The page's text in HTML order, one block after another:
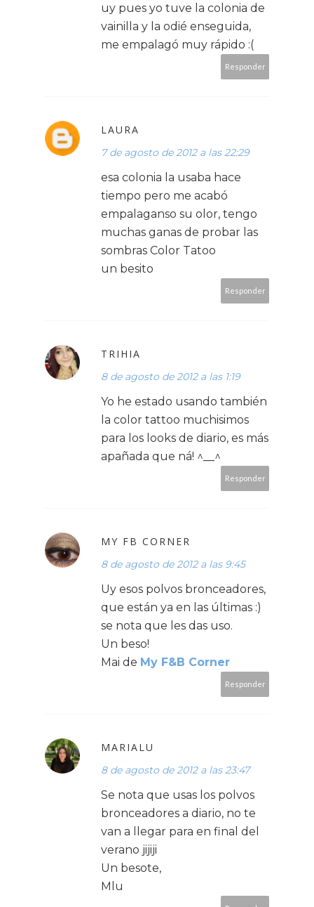
uy pues yo tuve la colonia de
vainilla y la odié enseguida,
me empalagó muy rápido :(
Responder
LAURA
7 de agosto de 2012 a las 22:29
esa colonia la usaba hace
tiempo pero me acabó
empalaganso su olor, tengo
muchas ganas de probar las
sombras Color Tatoo
un besito
Responder
TRIHIA
8 de agosto de 2012 a las 1:19
Yo he estado usando también
la color tattoo muchisimos
para los looks de diario, es más
apañada que ná! ^__^
Responder
MY FB CORNER
8 de agosto de 2012 a las 9:45
Uy esos polvos bronceadores,
que están ya en las últimas :)
se nota que les das uso.
Un beso!
Mai de My F&B Corner
Responder
MARIALU
8 de agosto de 2012 a las 23:47
Se nota que usas los polvos
bronceadores a diario, no te
van a llegar para en final del
verano jijiji
Un besote,
Mlu